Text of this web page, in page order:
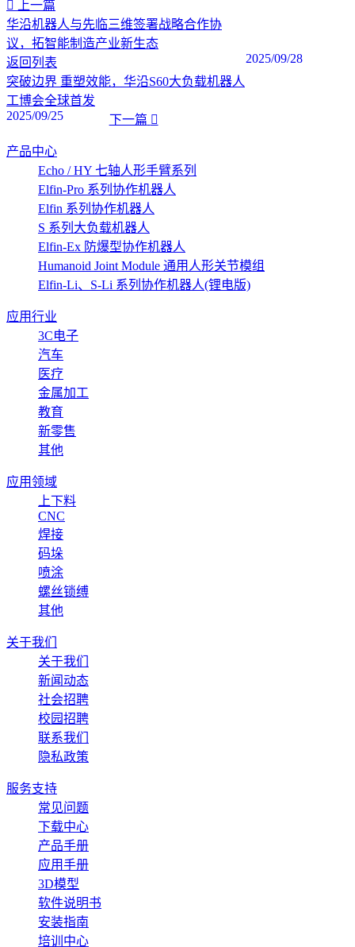
上一篇
华沿机器人与先临三维签署战略合作协
议，拓智能制造产业新生态
2025/09/28
返回列表
突破边界 重塑效能，华沿S60大负载机器人
工博会全球首发
2025/09/25
下一篇
产品中心
Echo / HY 七轴人形手臂系列
Elfin-Pro 系列协作机器人
Elfin 系列协作机器人
S 系列大负载机器人
Elfin-Ex 防爆型协作机器人
Humanoid Joint Module 通用人形关节模组
Elfin-Li、S-Li 系列协作机器人(锂电版)
应用行业
3C电子
汽车
医疗
金属加工
教育
新零售
其他
应用领域
上下料
CNC
焊接
码垛
喷涂
螺丝锁缚
其他
关于我们
关于我们
新闻动态
社会招聘
校园招聘
联系我们
隐私政策
服务支持
常见问题
下载中心
产品手册
应用手册
3D模型
软件说明书
安装指南
培训中心